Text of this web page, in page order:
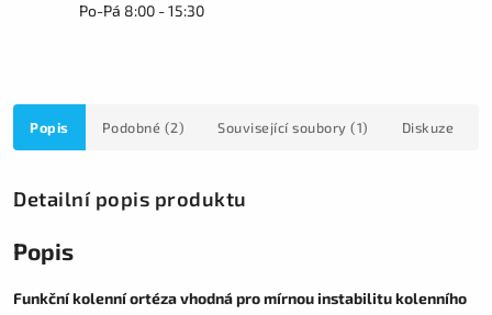
Po-Pá 8:00 - 15:30
Popis Podobné (2) Související soubory (1) Diskuze
Detailní popis produktu
Popis
Funkční kolenní ortéza vhodná pro mírnou instabilitu kolenního